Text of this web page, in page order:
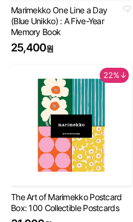
Marimekko One Line a Day
(Blue Unikko) : A Five-Year
Memory Book
25,400원
22%↓
The Art of Marimekko Postcard
Box: 100 Collectible Postcards